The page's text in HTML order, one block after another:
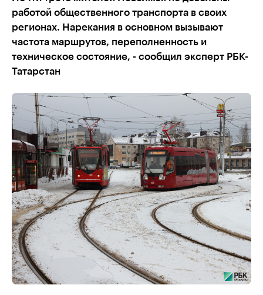
работой общественного транспорта в своих
регионах. Нарекания в основном вызывают
частота маршрутов, переполненность и
техническое состояние, - сообщил эксперт РБК-
Татарстан